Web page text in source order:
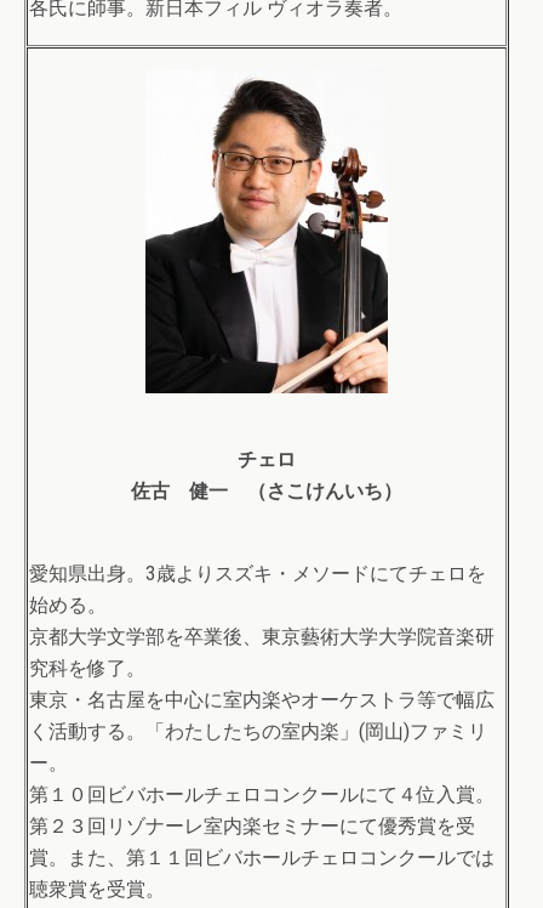
各氏に師事。新日本フィル ヴィオラ奏者。
チェロ
佐古 健一 （さこけんいち）
愛知県出身。3歳よりスズキ・メソードにてチェロを
始める。
京都大学文学部を卒業後、東京藝術大学大学院音楽研
究科を修了。
東京・名古屋を中心に室内楽やオーケストラ等で幅広
く活動する。「わたしたちの室内楽」(岡山)ファミリ
ー。
第１０回ビバホールチェロコンクールにて４位入賞。
第２３回リゾナーレ室内楽セミナーにて優秀賞を受
賞。また、第１１回ビバホールチェロコンクールでは
聴衆賞を受賞。